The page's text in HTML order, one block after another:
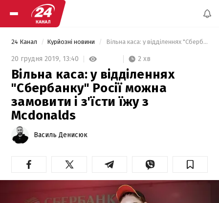
24 Канал Курйозні новини Вільна каса: у відділеннях "Сбербанку" Росії можна замовити і з'їсти їжу з Mcdonalds
20 грудня 2019, 13:40 2 хв
Вільна каса: у відділеннях
"Сбербанку" Росії можна
замовити і з'їсти їжу з
Mcdonalds
Василь Денисюк